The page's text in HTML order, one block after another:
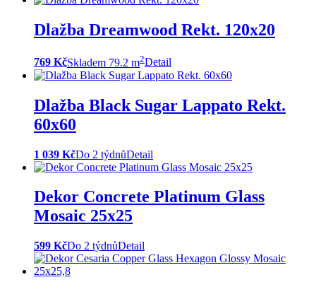
Dlažba Dreamwood Rekt. 120x20
769 KčSkladem 79.2 m2Detail
Dlažba Black Sugar Lappato Rekt.
60x60
1 039 KčDo 2 týdnůDetail
Dekor Concrete Platinum Glass
Mosaic 25x25
599 KčDo 2 týdnůDetail